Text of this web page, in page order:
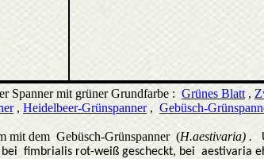
Spanner mit grüner Grundfarbe : Grünes Blatt ,
, Heidelbeer-Grünspanner, Gebüsch-
mit dem Gebüsch-Grünspanner (H.aestivaria) .
fimbrialis rot-weiß gescheckt, bei aestivaria